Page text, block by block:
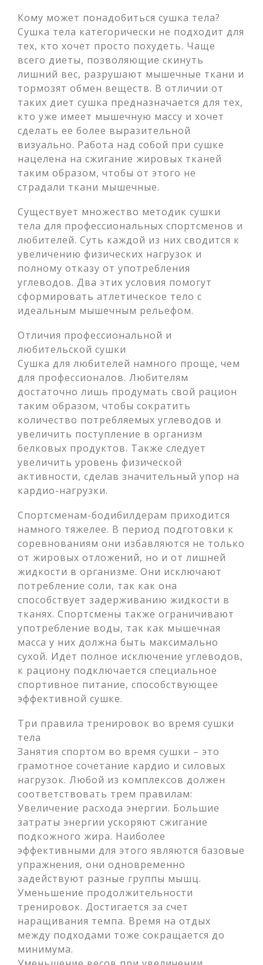
Кому может понадобиться сушка тела?
Сушка тела категорически не подходит для
тех, кто хочет просто похудеть. Чаще
всего диеты, позволяющие скинуть
лишний вес, разрушают мышечные ткани и
тормозят обмен веществ. В отличии от
таких диет сушка предназначается для тех,
кто уже имеет мышечную массу и хочет
сделать ее более выразительной
визуально. Работа над собой при сушке
нацелена на сжигание жировых тканей
таким образом, чтобы от этого не
страдали ткани мышечные.
Существует множество методик сушки
тела для профессиональных спортсменов и
любителей. Суть каждой из них сводится к
увеличению физических нагрузок и
полному отказу от употребления
углеводов. Два этих условия помогут
сформировать атлетическое тело с
идеальным мышечным рельефом.
Отличия профессиональной и
любительской сушки
Сушка для любителей намного проще, чем
для профессионалов. Любителям
достаточно лишь продумать свой рацион
таким образом, чтобы сократить
количество потребляемых углеводов и
увеличить поступление в организм
белковых продуктов. Также следует
увеличить уровень физической
активности, сделав значительный упор на
кардио-нагрузки.
Спортсменам-бодибилдерам приходится
намного тяжелее. В период подготовки к
соревнованиям они избавляются не только
от жировых отложений, но и от лишней
жидкости в организме. Они исключают
потребление соли, так как она
способствует задерживанию жидкости в
тканях. Спортсмены также ограничивают
употребление воды, так как мышечная
масса у них должна быть максимально
сухой. Идет полное исключение углеводов,
к рациону подключается специальное
спортивное питание, способствующее
эффективной сушке.
Три правила тренировок во время сушки
тела
Занятия спортом во время сушки – это
грамотное сочетание кардио и силовых
нагрузок. Любой из комплексов должен
соответствовать трем правилам:
Увеличение расхода энергии. Большие
затраты энергии ускоряют сжигание
подкожного жира. Наиболее
эффективными для этого являются базовые
упражнения, они одновременно
задействуют разные группы мышц.
Уменьшение продолжительности
тренировок. Достигается за счет
наращивания темпа. Время на отдых
между подходами тоже сокращается до
минимума.